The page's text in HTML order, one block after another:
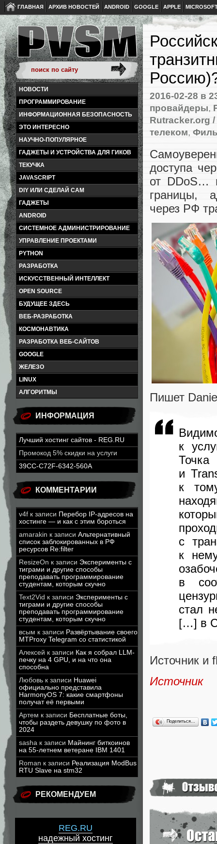
ГЛАВНАЯ АРХИВ НОВОСТЕЙ ANDROID GOOGLE APPLE
НОВОСТИ
ПРОГРАММИРОВАНИЕ
ИНФОРМАЦИОННАЯ БЕЗОПАСНОСТЬ
ЭТО ИНТЕРЕСНО
НАУЧНО-ПОПУЛЯРНОЕ
ГАДЖЕТЫ И УСТРОЙСТВА ДЛЯ ГИКОВ
ТЕКУЧКА
JAVASCRIPT
DIY ИЛИ СДЕЛАЙ САМ
ГАДЖЕТЫ
ANDROID
СИСТЕМНОЕ АДМИНИСТРИРОВАНИЕ
УПРАВЛЕНИЕ ПРОЕКТАМИ
PYTHON
РАЗРАБОТКА
ИСКУССТВЕННЫЙ ИНТЕЛЛЕКТ
OPEN SOURCE
БУДУЩЕЕ ЗДЕСЬ
ВЕБ-РАЗРАБОТКА
КОСМОНАВТИКА
РАЗРАБОТКА ВЕБ-САЙТОВ
GOOGLE
ЖЕЛЕЗО
LINUX
АЛГОРИТМЫ
ИНФОРМАЦИЯ
Лучший хостинг сайтов - REG.RU
Промокод 5% скидки на услуги
39CC-C72F-6342-560A
КОММЕНТАРИИ
v4f к записи Перебор IP-адресов на
хостинге — и как с этим бороться
amarakin к записи Альтернативный
список заблокированных в РФ
ресурсов Re:filter
ResizeOn к записи Эксперименты с
тиграми и другие способы
преподавать программирование
студентам, которым скучно
Text2Vid к записи Эксперименты с
тиграми и другие способы
преподавать программирование
студентам, которым скучно
всым к записи Развёртывание своего
MTProxy Telegram со статистикой
Алексей к записи Как я собрал LLM-
печку на 4 GPU, и на что она
способна
Любовь к записи Huawei
официально представила
HarmonyOS 7: какие смартфоны
получат её первыми
Артем к записи Бесплатные боты,
чтобы раздеть девушку по фото в
2024
sasha к записи Майнинг биткоинов
на 55-летнем ветеране IBM 1401
Roman к записи Реализация ModBus
RTU Slave на stm32
РЕКОМЕНДУЕМ
REG.RU
надежный хостинг
2016-02-28 в
провайдеры,
Rutracker.org
телеком,
доступа
от DDoS…
границы,
через РФ
Пишет
к
и
к
с
к
в
стал
[…] в
Источник и
Источник
Поделиться…